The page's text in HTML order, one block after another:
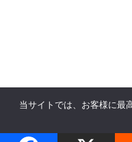
当サイトでは、お客様に最